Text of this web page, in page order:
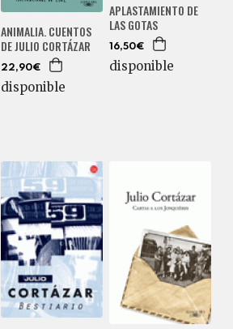
ANIMALIA. CUENTOS
DE JULIO CORTÁZAR
22,90€
disponible
APLASTAMIENTO DE
LAS GOTAS
16,50€
disponible